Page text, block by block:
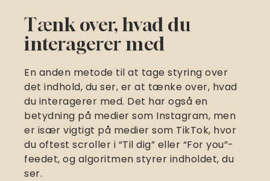
Tænk over, hvad du
interagerer med
En anden metode til at tage styring over
det indhold, du ser, er at tænke over, hvad
du interagerer med. Det har også en
betydning på medier som Instagram, men
er især vigtigt på medier som TikTok, hvor
du oftest scroller i “Til dig” eller “For you”-
feedet, og algoritmen styrer indholdet, du
ser.